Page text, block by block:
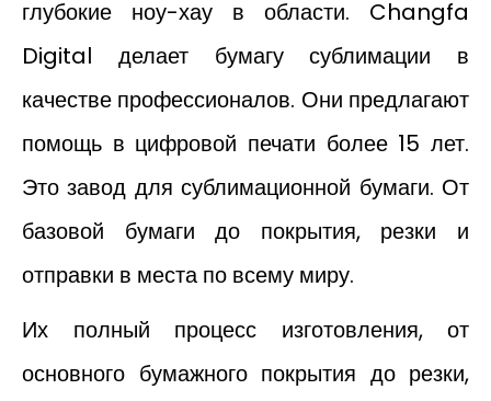
глубокие ноу-хау в области. Changfa
Digital делает бумагу сублимации в
качестве профессионалов. Они предлагают
помощь в цифровой печати более 15 лет.
Это завод для сублимационной бумаги. От
базовой бумаги до покрытия, резки и
отправки в места по всему миру.
Их полный процесс изготовления, от
основного бумажного покрытия до резки,